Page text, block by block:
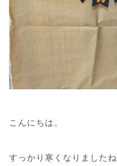
こんにちは。
すっかり寒くなりましたね